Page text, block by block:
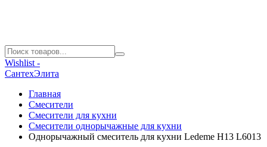
Wishlist -
СантехЭлита
Главная
Смесители
Смесители для кухни
Смесители однорычажные для кухни
Однорычажный смеситель для кухни Ledeme H13 L6013